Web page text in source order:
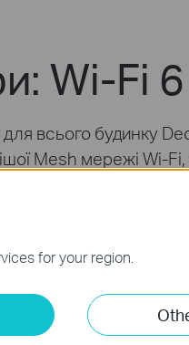
Wi-Fi
всього будинку
Mesh мережі
Більше з'єднань
for your region.